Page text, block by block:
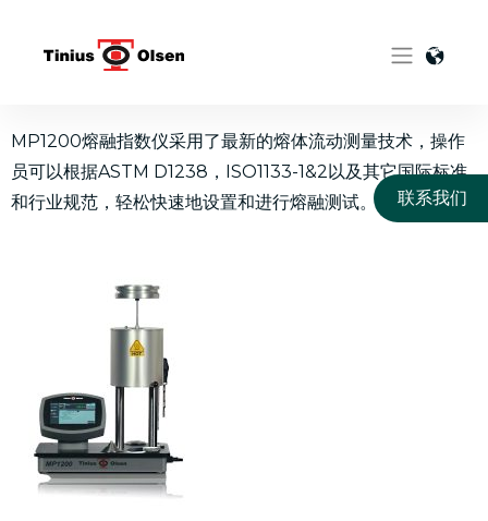
MP1200熔融指数仪采用了最新的熔体流动测量技术，操作
员可以根据ASTM D1238，ISO1133-1&2以及其它国际标准
和行业规范，轻松快速地设置和进行熔融测试。
联系我们